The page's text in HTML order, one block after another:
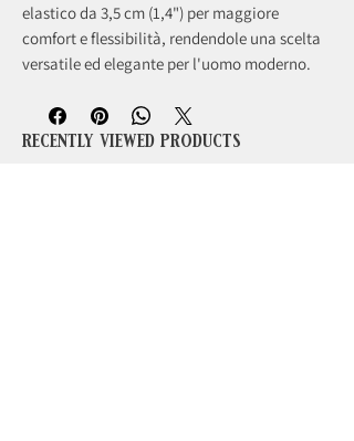
elastico da 3,5 cm (1,4") per maggiore
comfort e flessibilità, rendendole una scelta
versatile ed elegante per l'uomo moderno.
recently viewed products